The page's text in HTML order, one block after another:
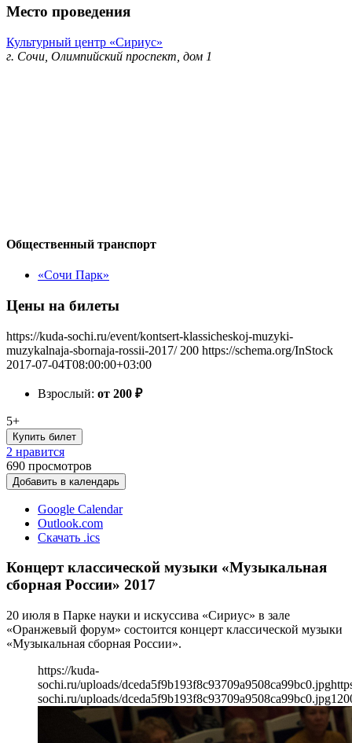
Место проведения
Культурный центр «Сириус»
г. Сочи, Олимпийский проспект, дом 1
Общественный транспорт
«Сочи Парк»
Цены на билеты
https://kuda-sochi.ru/event/kontsert-klassicheskoj-muzyki-
muzykalnaja-sbornaja-rossii-2017/ 200 https://schema.org/InStock
2017-07-04T08:00:00+03:00
Взрослый: от 200 ₽
5+
Купить билет
2 нравится
690 просмотров
Добавить в календарь
Google Calendar
Outlook.com
Скачать .ics
Концерт классической музыки «Музыкальная
сборная России» 2017
20 июля в Парке науки и искуссива «Сириус» в зале
«Оранжевый форум» состоится концерт классической музыки
«Музыкальная сборная России».
https://kuda-
sochi.ru/uploads/dceda5f9b193f8c93709a9508ca99bc0.jpg
sochi.ru/uploads/dceda5f9b193f8c93709a9508ca99bc0.jpg